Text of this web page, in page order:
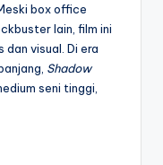
box office
lain, film ini
dan visual. Di era
Shadow
seni tinggi,